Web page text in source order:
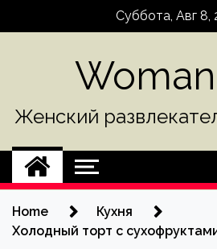
Суббота, Авг 8,
Женский
Home
Кухня
Холодный торт с